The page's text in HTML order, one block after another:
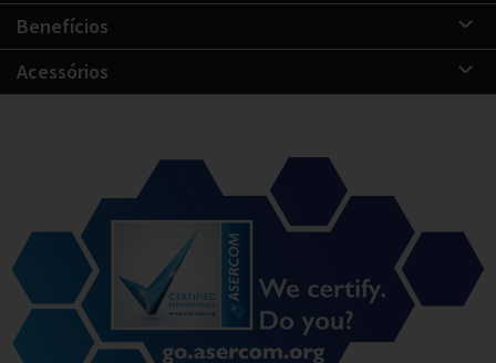
Benefícios
Acessórios